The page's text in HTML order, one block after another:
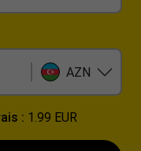
AZN
: 1.99 EUR